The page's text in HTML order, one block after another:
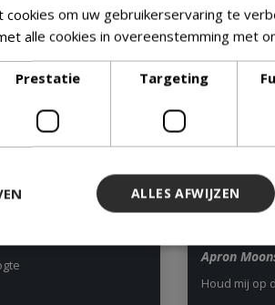
Apron
Houd mij op
cookies om uw gebruikerservaring te
alle cookies in overeenstemming met
Prestatie Targeting
ALLES AFWIJZEN